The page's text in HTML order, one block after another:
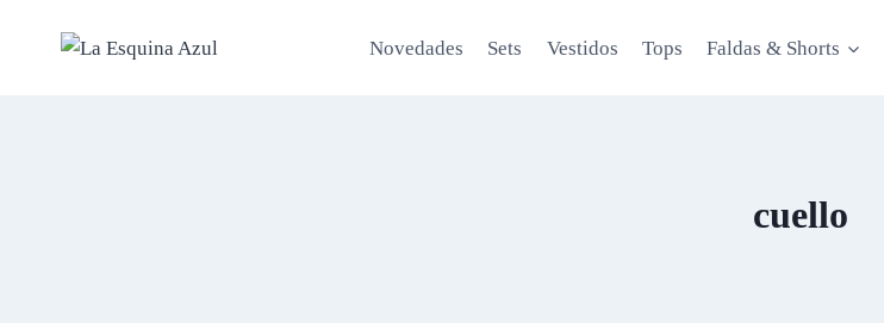
Novedades Sets Vestidos Tops Faldas & Shorts
cuello